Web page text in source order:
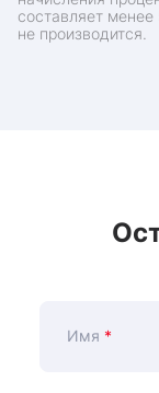
составляет
не производится.
Имя *